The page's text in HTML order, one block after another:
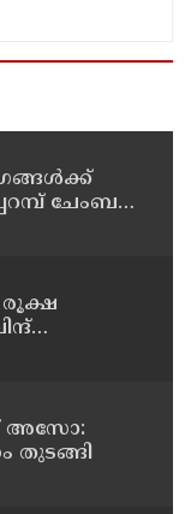
ചേംബർ
രൂക്ഷ
അസോ:
തുടങ്ങി